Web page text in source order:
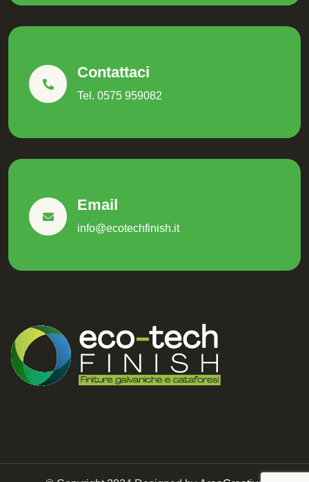
Contattaci
Tel. 0575 959082
Email
info@ecotechfinish.it